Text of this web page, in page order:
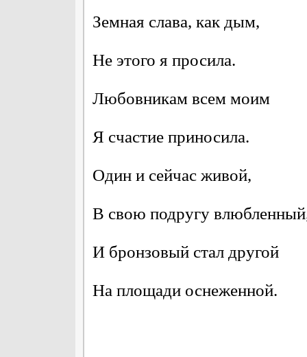
Земная слава, как дым,
Не этого я просила.
Любовникам всем моим
Я счастие приносила.
Один и сейчас живой,
В свою подругу
И бронзовый стал другой
На площади оснеженной.